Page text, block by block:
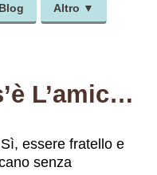
Blog Altro ▼
Sapete Che Cos’è L’amicizia? Sì, Essere Fratello E Sorella, Due Anime Che Si Toccano Senza Confondersi, Le Due Dita Della Mano.
essere fratello e
senza